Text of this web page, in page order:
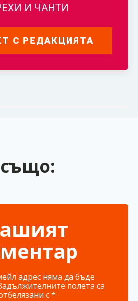
И ЧАНТИ
С РЕДАКЦИЯТА
адрес няма да бъде
полета са
с*